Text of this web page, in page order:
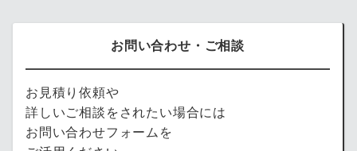
お問い合わせ・ご相談
お見積り依頼や
詳しいご相談をされたい場合には
お問い合わせフォームを